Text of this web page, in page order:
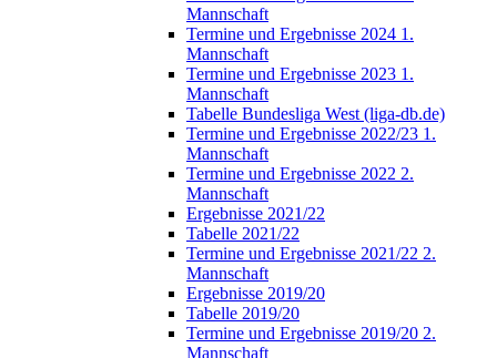
Mannschaft
Termine und Ergebnisse 2024 1.
Mannschaft
Termine und Ergebnisse 2023 1.
Mannschaft
Tabelle Bundesliga West (liga-db.de)
Termine und Ergebnisse 2022/23 1.
Mannschaft
Termine und Ergebnisse 2022 2.
Mannschaft
Ergebnisse 2021/22
Tabelle 2021/22
Termine und Ergebnisse 2021/22 2.
Mannschaft
Ergebnisse 2019/20
Tabelle 2019/20
Termine und Ergebnisse 2019/20 2.
Mannschaft